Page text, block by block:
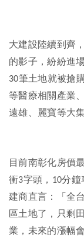
大建設陸續到齊
的影子，紛紛進
30筆土地就被搶
等醫療相關產業
遠雄、麗寶等大
目前南彰化房價
衝3字頭， 10分鐘
建商直言：「全
區土地了，只剩
業，未來的漲幅